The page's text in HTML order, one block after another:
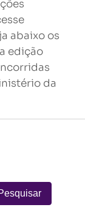
abaixo os
edição
da